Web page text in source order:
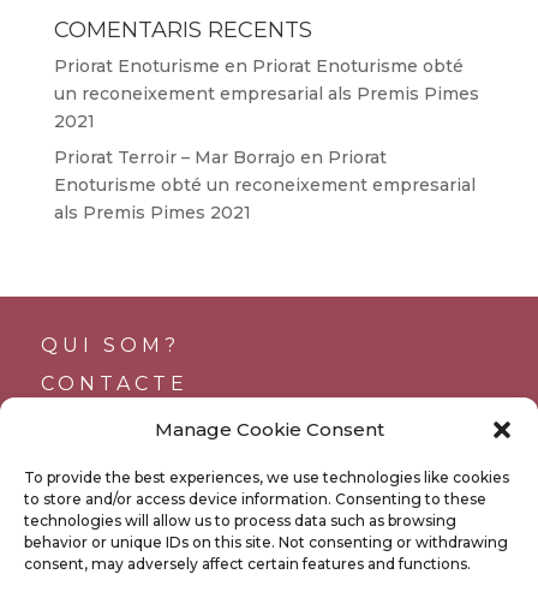
Manage Cookie Consent
To provide the best experiences, we use technologies like cookies
to store and/or access device information. Consenting to these
technologies will allow us to process data such as browsing
behavior or unique IDs on this site. Not consenting or withdrawing
consent, may adversely affect certain features and functions.
COMENTARIS RECENTS
Priorat Enoturisme en Priorat Enoturisme obté
un reconeixement empresarial als Premis Pimes
2021
Priorat Terroir – Mar Borrajo en Priorat
Enoturisme obté un reconeixement empresarial
als Premis Pimes 2021
QUI SOM?
CONTACTE
SUPORTS
BUTLLETÍ